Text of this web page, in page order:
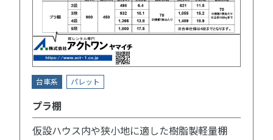
台車系 パレット
プラ棚
仮設ハウス内や狭小地に適した樹脂製軽量棚